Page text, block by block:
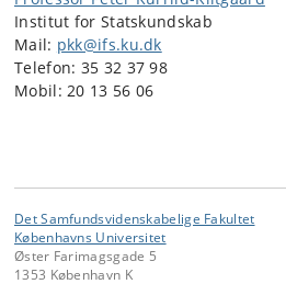
Institut for Statskundskab
Mail: pkk@ifs.ku.dk
Telefon: 35 32 37 98
Mobil: 20 13 56 06
Det Samfundsvidenskabelige Fakultet
Københavns Universitet
Øster Farimagsgade 5
1353 København K